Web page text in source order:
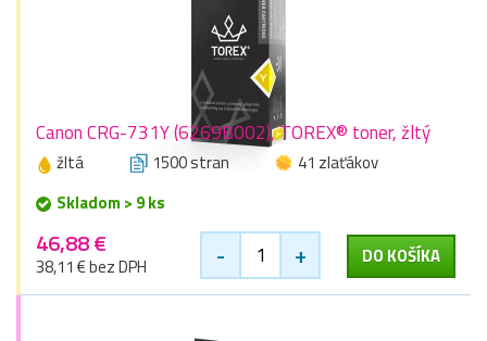
Canon CRG-731Y (6269B002), TOREX® toner, žltý
žltá 1500 stran
41 zlaťákov
Skladom > 9 ks
46,88 €
38,11 € bez DPH - + DO KOŠÍKA